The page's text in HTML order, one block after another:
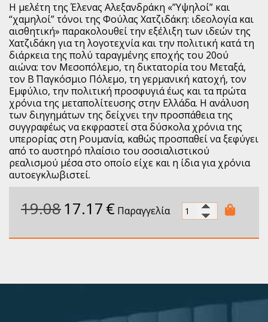
Η μελέτη της Έλενας Αλεξανδράκη «”Υψηλοί” και
“χαμηλοί” τόνοι της Φούλας Χατζιδάκη: ιδεολογία και
αισθητική» παρακολουθεί την εξέλιξη των ιδεών της
Χατζιδάκη για τη λογοτεχνία και την πολιτική κατά τη
διάρκεια της πολύ ταραγμένης εποχής του 20ού
αιώνα: τον Μεσοπόλεμο, τη δικτατορία του Μεταξά,
τον Β΄ Παγκόσμιο Πόλεμο, τη γερμανική κατοχή, τον
Εμφύλιο, την πολιτική προσφυγιά έως και τα πρώτα
χρόνια της μεταπολίτευσης στην Ελλάδα. Η ανάλυση
των διηγημάτων της δείχνει την προσπάθεια της
συγγραφέως να εκφραστεί στα δύσκολα χρόνια της
υπερορίας στη Ρουμανία, καθώς προσπαθεί να ξεφύγει
από το αυστηρό πλαίσιο του σοσιαλιστικού
ρεαλισμού μέσα στο οποίο είχε και η ίδια για χρόνια
αυτοεγκλωβιστεί.
19.0817.17 € Παραγγελία